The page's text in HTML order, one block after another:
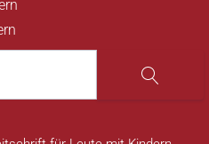
Suche